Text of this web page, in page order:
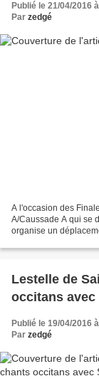
Publié le 21/04/2016
Par zedgé
A l'occasion des
A/Caussade A qui se
organise un
Lestelle de
occitans avec
Publié le 19/04/2016
Par zedgé